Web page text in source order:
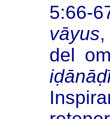
5:66-
vāyus
del